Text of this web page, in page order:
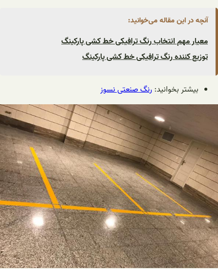
آنچه در این مقاله می‌خوانید:
معیار مهم انتخاب رنگ ترافیکی خط کشی پارکینگ
توزیع کننده رنگ ترافیکی خط کشی پارکینگ
بیشتر بخوانید: رنگ صنعتی نسوز